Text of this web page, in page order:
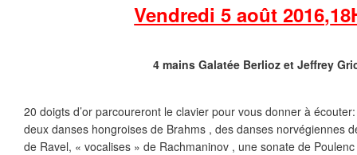
Vendredi 5 août 2016,
4 mains Galatée Berlioz et Jeffrey
20 doigts d’or parcoureront le clavier pour vous donner à
deux danses hongroises de Brahms , des danses norvégiennes
de Ravel, « vocalises » de Rachmaninov , une sonate de